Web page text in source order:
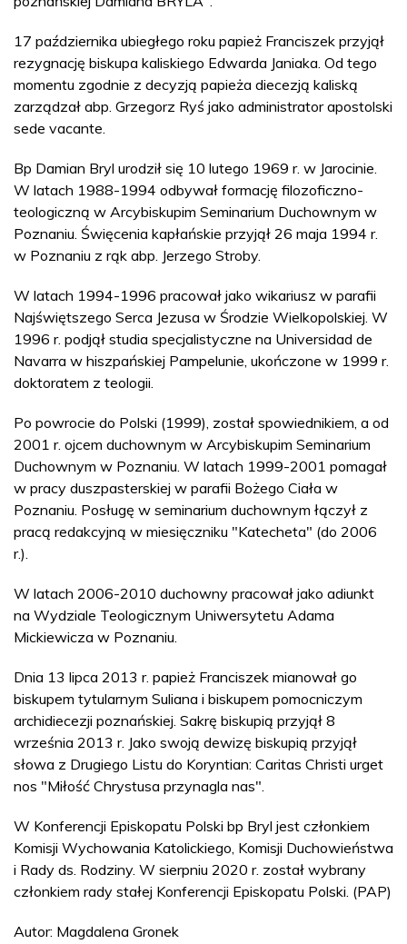
17 października ubiegłego roku papież Franciszek przyjął
rezygnację biskupa kaliskiego Edwarda Janiaka. Od tego
momentu zgodnie z decyzją papieża diecezją kaliską
zarządzał abp. Grzegorz Ryś jako administrator apostolski
sede vacante.
Bp Damian Bryl urodził się 10 lutego 1969 r. w Jarocinie.
W latach 1988-1994 odbywał formację filozoficzno-
teologiczną w Arcybiskupim Seminarium Duchownym w
Poznaniu. Święcenia kapłańskie przyjął 26 maja 1994 r.
w Poznaniu z rąk abp. Jerzego Stroby.
W latach 1994-1996 pracował jako wikariusz w parafii
Najświętszego Serca Jezusa w Środzie Wielkopolskiej. W
1996 r. podjął studia specjalistyczne na Universidad de
Navarra w hiszpańskiej Pampelunie, ukończone w 1999 r.
doktoratem z teologii.
Po powrocie do Polski (1999), został spowiednikiem, a od
2001 r. ojcem duchownym w Arcybiskupim Seminarium
Duchownym w Poznaniu. W latach 1999-2001 pomagał
w pracy duszpasterskiej w parafii Bożego Ciała w
Poznaniu. Posługę w seminarium duchownym łączył z
pracą redakcyjną w miesięczniku "Katecheta" (do 2006
r.).
W latach 2006-2010 duchowny pracował jako adiunkt
na Wydziale Teologicznym Uniwersytetu Adama
Mickiewicza w Poznaniu.
Dnia 13 lipca 2013 r. papież Franciszek mianował go
biskupem tytularnym Suliana i biskupem pomocniczym
archidiecezji poznańskiej. Sakrę biskupią przyjął 8
września 2013 r. Jako swoją dewizę biskupią przyjął
słowa z Drugiego Listu do Koryntian: Caritas Christi urget
nos "Miłość Chrystusa przynagla nas".
W Konferencji Episkopatu Polski bp Bryl jest członkiem
Komisji Wychowania Katolickiego, Komisji Duchowieństwa
i Rady ds. Rodziny. W sierpniu 2020 r. został wybrany
członkiem rady stałej Konferencji Episkopatu Polski. (PAP)
Autor: Magdalena Gronek